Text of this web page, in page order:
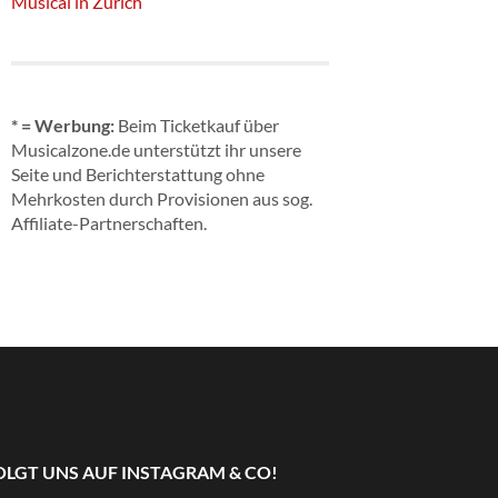
* = Werbung: Beim Ticketkauf über
Musicalzone.de unterstützt ihr unsere
Seite und Berichterstattung ohne
Mehrkosten durch Provisionen aus sog.
Affiliate-Partnerschaften.
UNS AUF INSTAGRAM & CO!